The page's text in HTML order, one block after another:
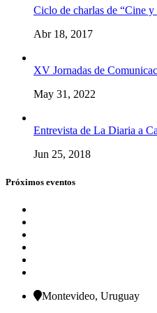
Ciclo de charlas de “Cine
Abr 18, 2017
XV Jornadas de
May 31, 2022
Entrevista de La Diaria a
Jun 25, 2018
Próximos eventos
Montevideo, Uruguay